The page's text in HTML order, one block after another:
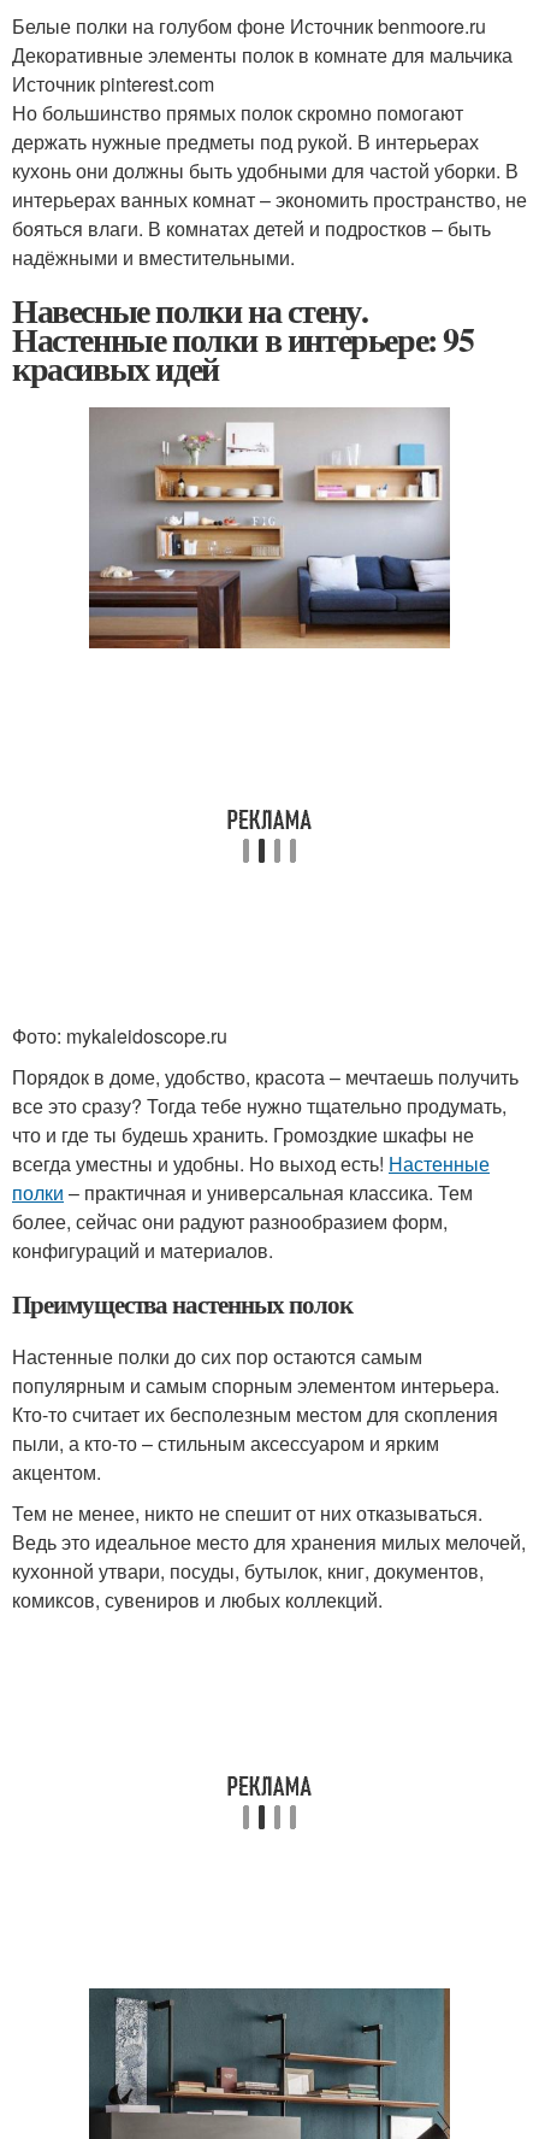
Белые полки на голубом фоне Источник benmoore.ru
Декоративные элементы полок в комнате для мальчика
Источник pinterest.com
Но большинство прямых полок скромно помогают
держать нужные предметы под рукой. В интерьерах
кухонь они должны быть удобными для частой уборки. В
интерьерах ванных комнат – экономить пространство, не
бояться влаги. В комнатах детей и подростков – быть
надёжными и вместительными.
Навесные полки на стену.
Настенные полки в интерьере: 95
красивых идей
Фото: mykaleidoscope.ru
Порядок в доме, удобство, красота – мечтаешь получить
все это сразу? Тогда тебе нужно тщательно продумать,
что и где ты будешь хранить. Громоздкие шкафы не
всегда уместны и удобны. Но выход есть! Настенные
полки – практичная и универсальная классика. Тем
более, сейчас они радуют разнообразием форм,
конфигураций и материалов.
Преимущества настенных полок
Настенные полки до сих пор остаются самым
популярным и самым спорным элементом интерьера.
Кто-то считает их бесполезным местом для скопления
пыли, а кто-то – стильным аксессуаром и ярким
акцентом.
Тем не менее, никто не спешит от них отказываться.
Ведь это идеальное место для хранения милых мелочей,
кухонной утвари, посуды, бутылок, книг, документов,
комиксов, сувениров и любых коллекций.